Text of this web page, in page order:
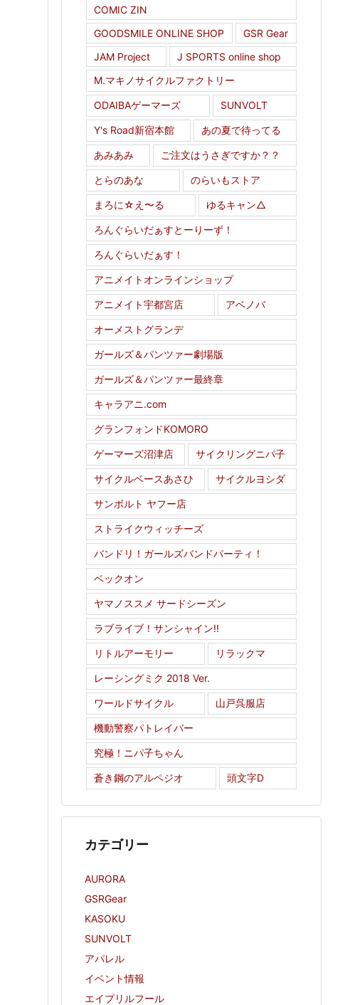
COMIC ZIN
GOODSMILE ONLINE SHOP
GSR Gear
JAM Project
J SPORTS online shop
M.マキノサイクルファクトリー
ODAIBAゲーマーズ SUNVOLT
Y's Road新宿本館 あの夏で待ってる
あみあみ ご注文はうさぎですか？？
とらのあな のらいもストア
まろに☆え〜る ゆるキャン△
ろんぐらいだぁすとーりーず！
ろんぐらいだぁす！
アニメイトオンラインショップ
アニメイト宇都宮店 アベノバ
オーメストグランデ
ガールズ＆パンツァー劇場版
ガールズ＆パンツァー最終章
キャラアニ.com
グランフォンドKOMORO
ゲーマーズ沼津店 サイクリングニパ子
サイクルベースあさひ サイクルヨシダ
サンボルト ヤフー店
ストライクウィッチーズ
バンドリ！ガールズバンドパーティ！
ベックオン
ヤマノススメ サードシーズン
ラブライブ！サンシャイン!!
リトルアーモリー リラックマ
レーシングミク 2018 Ver.
ワールドサイクル 山戸呉服店
機動警察パトレイバー
究極！ニパ子ちゃん
蒼き鋼のアルペジオ 頭文字D
カテゴリー
AURORA
GSRGear
KASOKU
SUNVOLT
アパレル
イベント情報
エイプリルフール